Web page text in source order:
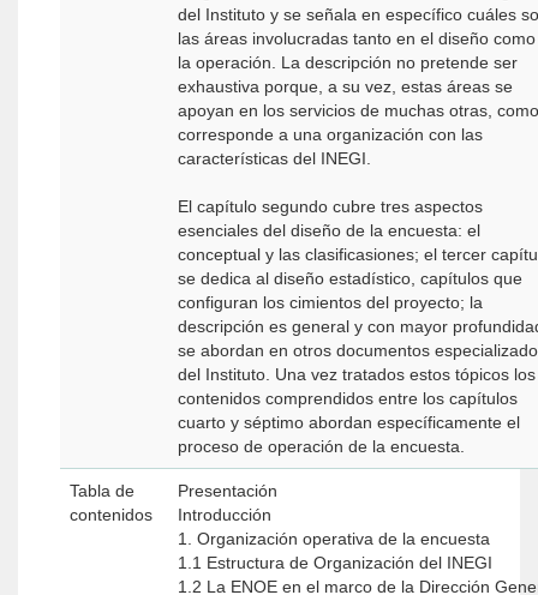
del Instituto y se señala en específico cuáles
las áreas involucradas tanto en el diseño
la operación. La descripción no pretende ser
exhaustiva porque, a su vez, estas áreas se
apoyan en los servicios de muchas otras, como
corresponde a una organización con las
características del INEGI.
El capítulo segundo cubre tres aspectos
esenciales del diseño de la encuesta: el
conceptual y las clasificasiones; el tercer
se dedica al diseño estadístico, capítulos que
configuran los cimientos del proyecto; la
descripción es general y con mayor
se abordan en otros documentos
del Instituto. Una vez tratados estos tópicos los
contenidos comprendidos entre los capítulos
cuarto y séptimo abordan específicamente el
proceso de operación de la encuesta.
Tabla de
contenidos
Presentación
Introducción
1. Organización operativa de la encuesta
1.1 Estructura de Organización del INEGI
1.2 La ENOE en el marco de la Dirección